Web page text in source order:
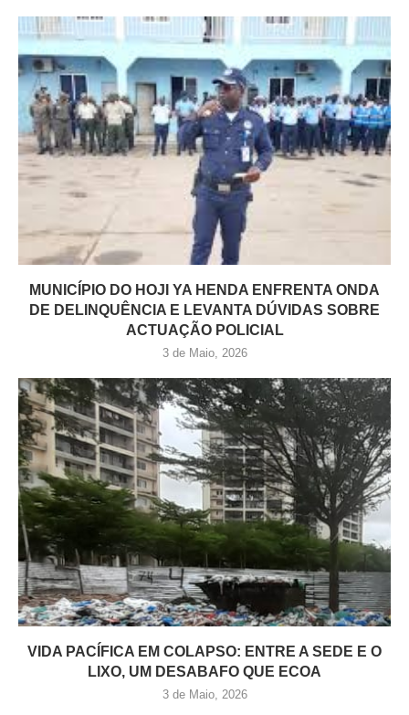
MUNICÍPIO DO HOJI YA HENDA ENFRENTA ONDA
DE DELINQUÊNCIA E LEVANTA DÚVIDAS SOBRE
ACTUAÇÃO POLICIAL
3 de Maio, 2026
VIDA PACÍFICA EM COLAPSO: ENTRE A SEDE E O
LIXO, UM DESABAFO QUE ECOA
3 de Maio, 2026